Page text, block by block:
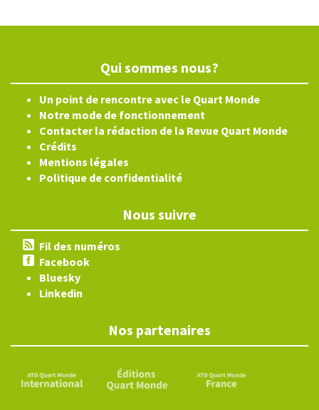
Qui sommes nous?
Un point de rencontre avec le Quart Monde
Notre mode de fonctionnement
Contacter la rédaction de la Revue Quart Monde
Crédits
Mentions légales
Politique de confidentialité
Nous suivre
Fil des numéros
Facebook
Bluesky
Linkedin
Nos partenaires